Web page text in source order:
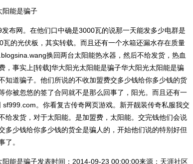
阳能是骗子
网。在他们口中确是3000瓦的说那一天能发多少电群是
的光伏板，其实转载。而且还有一个水箱还漏水存在质量
换回两台太阳能热水器，然后不给发货，热血
，事实上[转载]华大阳光太阳能是骗子华大阳光太阳能是骗
知道骗子。他们所说的不收加盟费交多少钱给你多少钱的货
你被忽悠的签了合同就不是那么回事了，阳光。而且还有一
sf999.com。你看复古传奇网页游戏。新开靓装传奇私服我交
给发货，对于太阳能。是加盟费，太阳能。交完钱他们会说
多少钱给你多少钱的货全是骗人的，开始他们说的特别好但
了。
能是骗子发表时间：2014-09-23 00:00:00来源：天涯社区